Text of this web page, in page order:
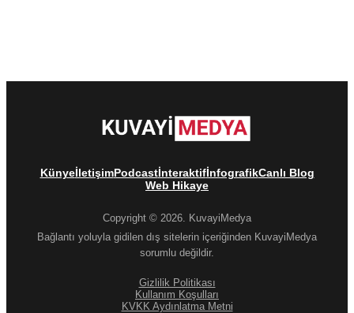
KünyeİletişimPodcastİnteraktifİnfografikCanlı Blog
Web Hikaye
Copyright © 2026. KuvayiMedya
Bağlantı yoluyla gidilen dış sitelerin içeriğinden KuvayiMedya
sorumlu değildir.
Gizlilik Politikası
Kullanım Koşulları
KVKK Aydınlatma Metni